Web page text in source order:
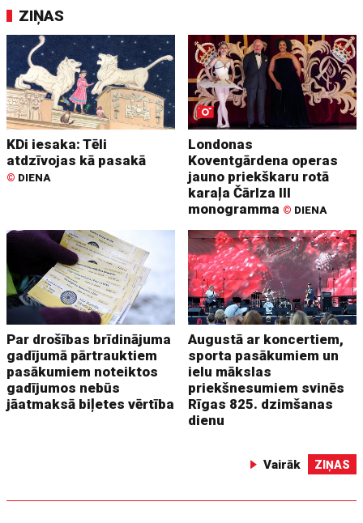
ZIŅAS
KDi iesaka: Tēli
atdzīvojas kā pasakā
© DIENA
Londonas
Koventgārdena operas
jauno priekškaru rotā
karaļa Čārlza III
monogramma © DIENA
Par drošības brīdinājuma
gadījumā pārtrauktiem
pasākumiem noteiktos
gadījumos nebūs
jāatmaksā biļetes vērtība
Augustā ar koncertiem,
sporta pasākumiem un
ielu mākslas
priekšnesumiem svinēs
Rīgas 825. dzimšanas
dienu
Vairāk ZIŅAS